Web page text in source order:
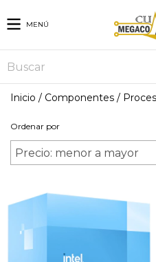
MENÚ
Inicio / Componentes /
Ordenar por